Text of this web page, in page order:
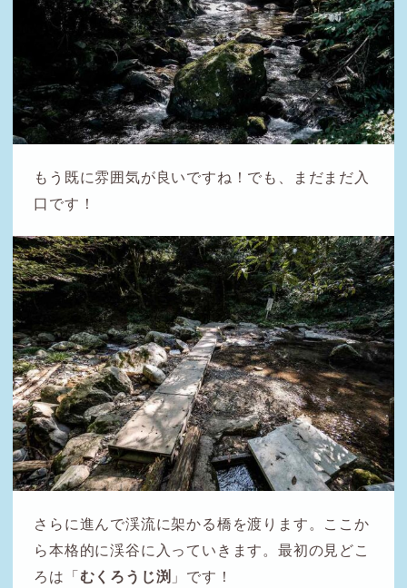
もう既に雰囲気が良いですね！でも、まだまだ入
口です！
さらに進んで渓流に架かる橋を渡ります。ここか
ら本格的に渓谷に入っていきます。最初の見どこ
ろは「 むくろうじ渕 」です！